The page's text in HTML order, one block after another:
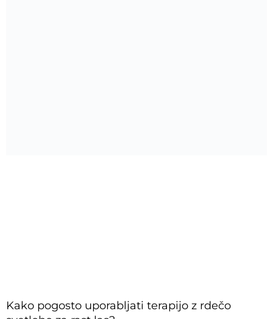
Kako pogosto uporabljati terapijo z rdečo